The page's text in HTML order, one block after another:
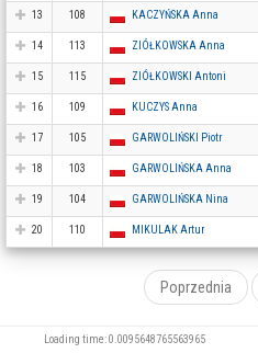
13 108 KACZYŃSKA Anna
14 113 ZIÓŁKOWSKA Anna
15 115 ZIÓŁKOWSKI Antoni
16 109 KUCZYS Anna
17 105 GARWOLIŃSKI Piotr
18 103 GARWOLIŃSKA Anna
19 104 GARWOLIŃSKA Nina
20 110 MIKULAK Artur
Poprzednia
Loading time: 0.0095648765563965